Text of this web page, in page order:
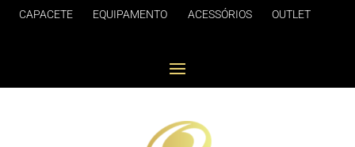
CAPACETE EQUIPAMENTO ACESSÓRIOS OUTLET